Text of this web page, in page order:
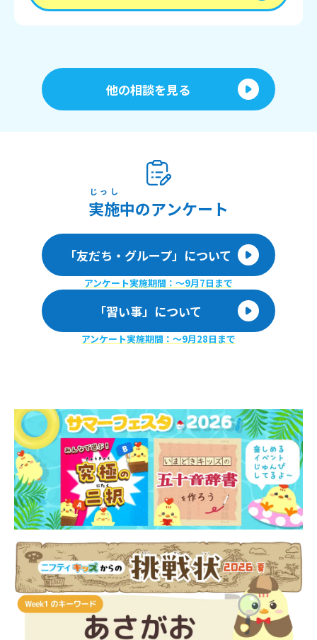
他の相談を見る
実施
じっし
中のアンケート
「友だち・グループ」について
アンケート実施期間：〜9月7日まで
「習い事」について
アンケート実施期間：〜9月28日まで